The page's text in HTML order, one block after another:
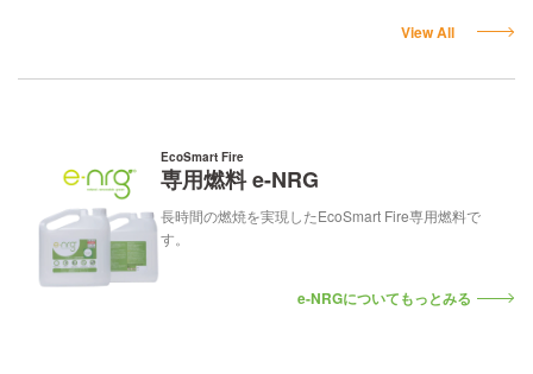
View All
EcoSmart Fire
専用燃料 e-NRG
長時間の燃焼を実現したEcoSmart Fire専用燃料で
す。
e-NRGについてもっとみる